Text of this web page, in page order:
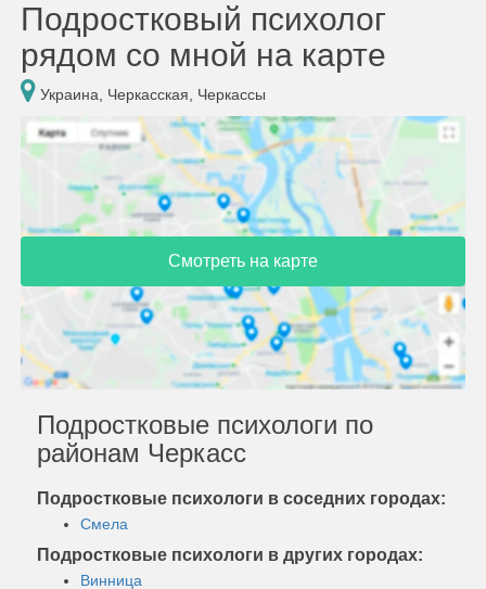
Подростковый психолог
рядом со мной на карте
Украина, Черкасская, Черкассы
Смотреть на карте
Подростковые психологи по
районам Черкасс
Подростковые психологи в соседних городах:
Смела
Подростковые психологи в других городах:
Винница